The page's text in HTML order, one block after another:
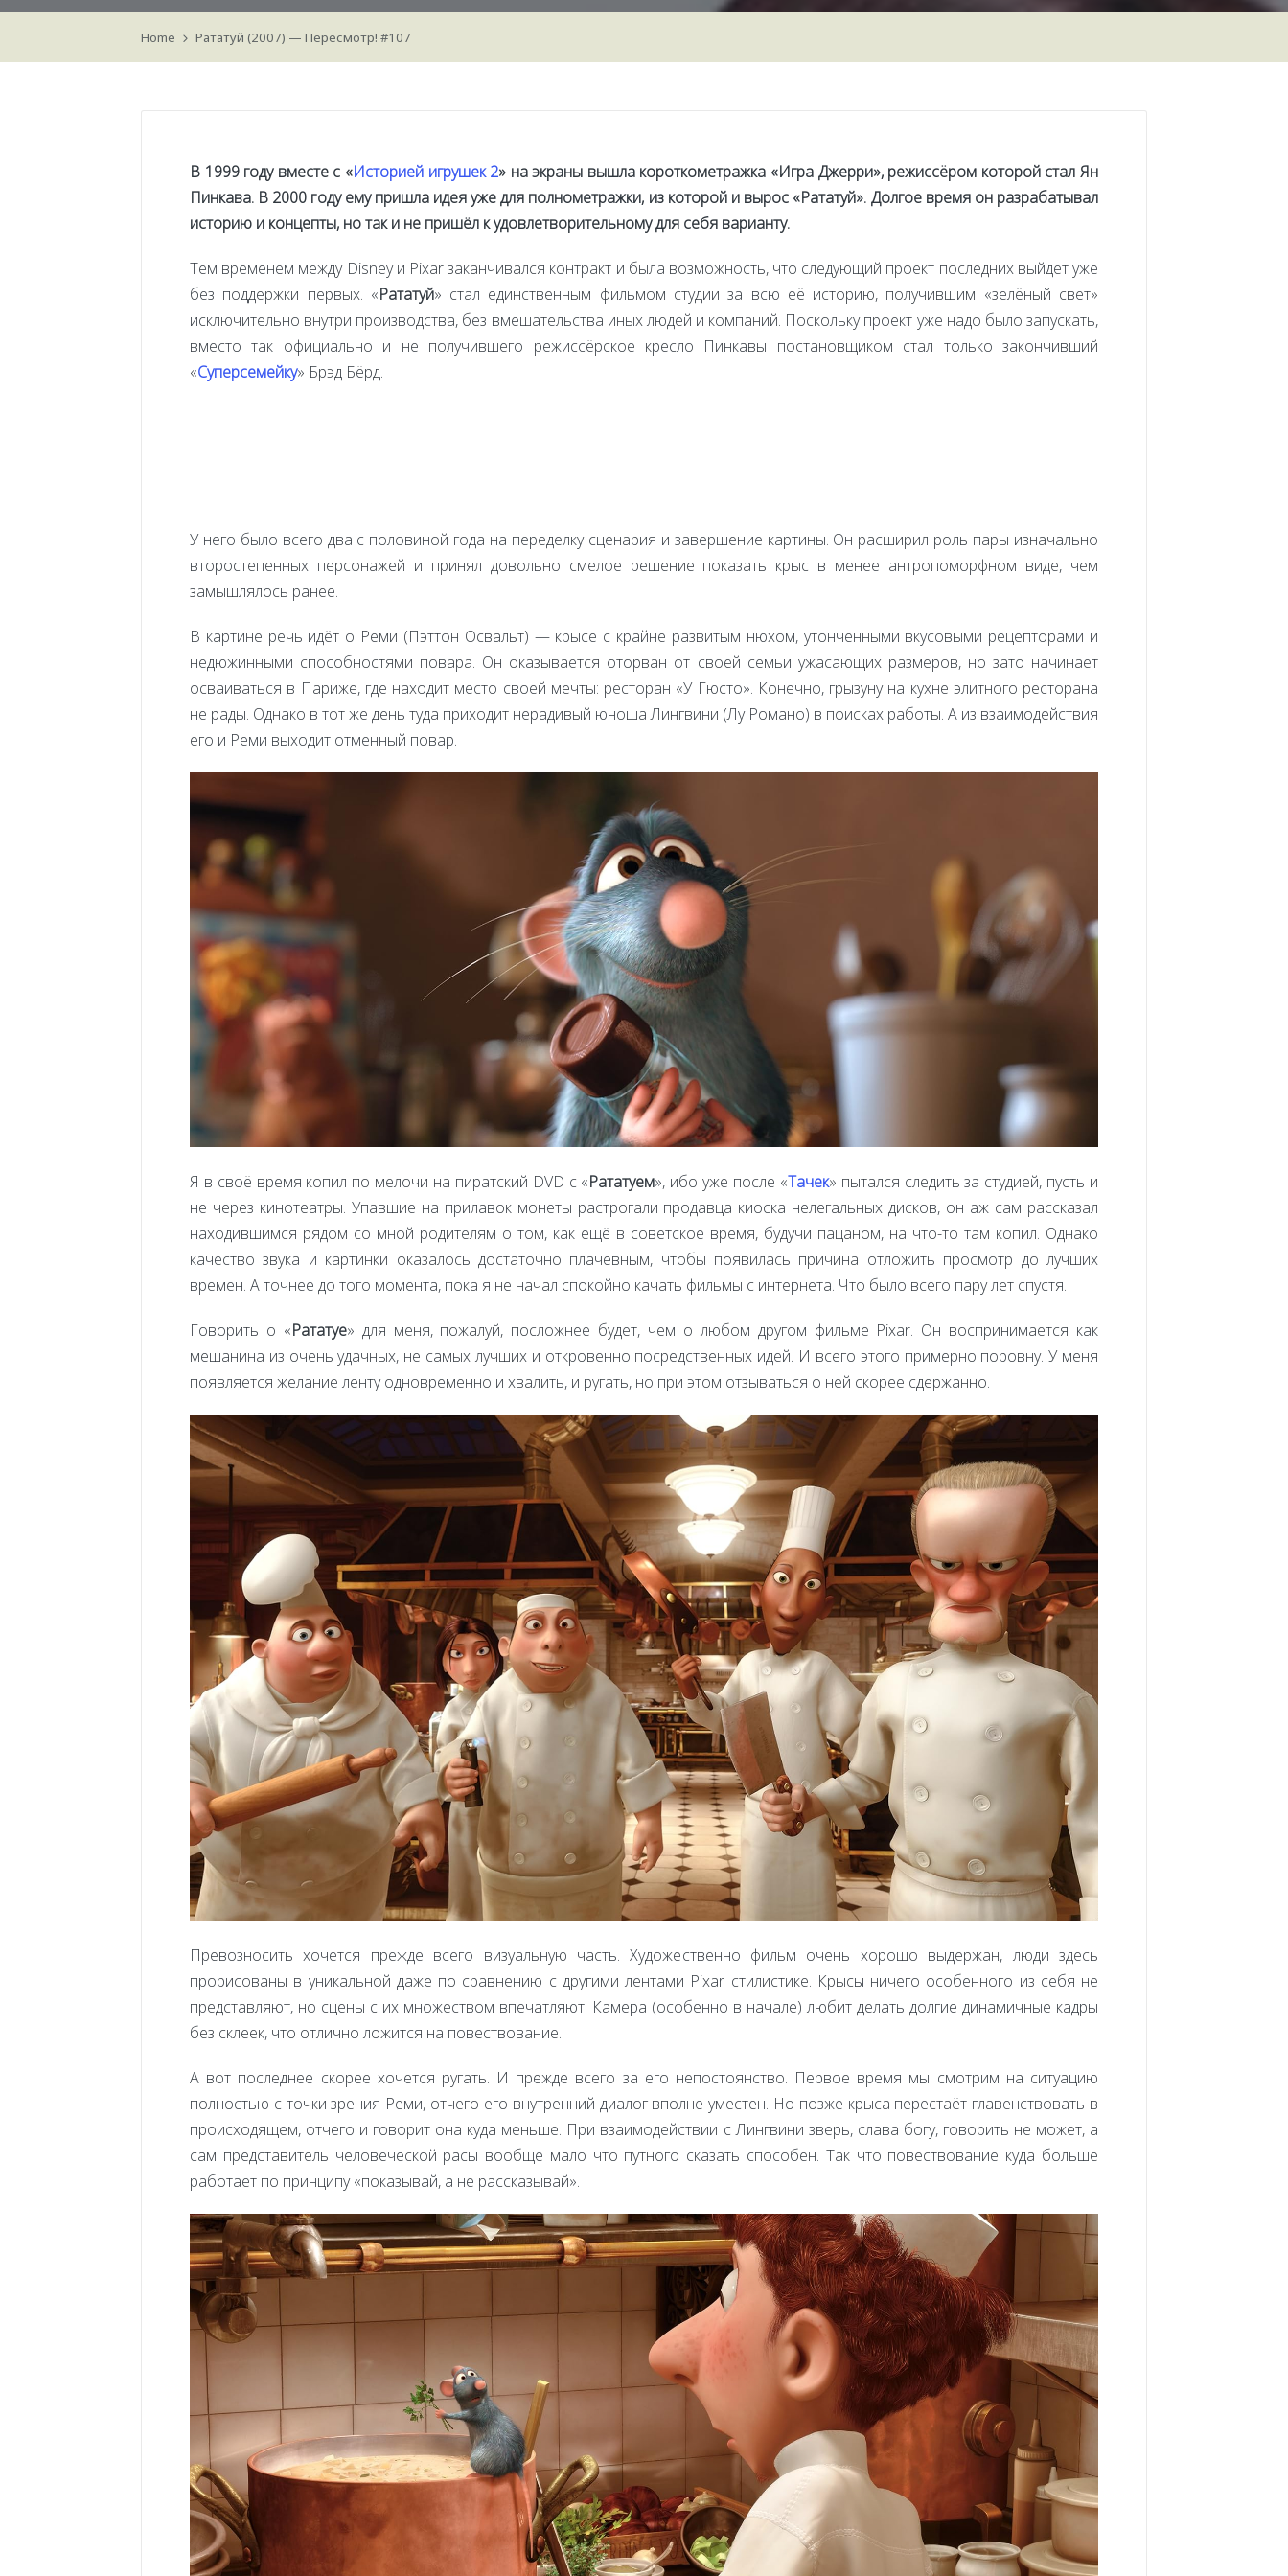
Home Рататуй (2007) — Пересмотр! #107
В 1999 году вместе с «Историей игрушек 2» на экраны вышла короткометражка «Игра Джерри», режиссёром которой стал Ян
Пинкава. В 2000 году ему пришла идея уже для полнометражки, из которой и вырос «Рататуй». Долгое время он разрабатывал
историю и концепты, но так и не пришёл к удовлетворительному для себя варианту.
Тем временем между Disney и Pixar заканчивался контракт и была возможность, что следующий проект последних выйдет уже
без поддержки первых. «Рататуй» стал единственным фильмом студии за всю её историю, получившим «зелёный свет»
исключительно внутри производства, без вмешательства иных людей и компаний. Поскольку проект уже надо было запускать,
вместо так официально и не получившего режиссёрское кресло Пинкавы постановщиком стал только закончивший
«Суперсемейку» Брэд Бёрд.
У него было всего два с половиной года на переделку сценария и завершение картины. Он расширил роль пары изначально
второстепенных персонажей и принял довольно смелое решение показать крыс в менее антропоморфном виде, чем
замышлялось ранее.
В картине речь идёт о Реми (Пэттон Освальт) — крысе с крайне развитым нюхом, утонченными вкусовыми рецепторами и
недюжинными способностями повара. Он оказывается оторван от своей семьи ужасающих размеров, но зато начинает
осваиваться в Париже, где находит место своей мечты: ресторан «У Гюсто». Конечно, грызуну на кухне элитного ресторана
не рады. Однако в тот же день туда приходит нерадивый юноша Лингвини (Лу Романо) в поисках работы. А из взаимодействия
его и Реми выходит отменный повар.
Я в своё время копил по мелочи на пиратский DVD с «Рататуем», ибо уже после «Тачек» пытался следить за студией, пусть и
не через кинотеатры. Упавшие на прилавок монеты растрогали продавца киоска нелегальных дисков, он аж сам рассказал
находившимся рядом со мной родителям о том, как ещё в советское время, будучи пацаном, на что-то там копил. Однако
качество звука и картинки оказалось достаточно плачевным, чтобы появилась причина отложить просмотр до лучших
времен. А точнее до того момента, пока я не начал спокойно качать фильмы с интернета. Что было всего пару лет спустя.
Говорить о «Рататуе» для меня, пожалуй, посложнее будет, чем о любом другом фильме Pixar. Он воспринимается как
мешанина из очень удачных, не самых лучших и откровенно посредственных идей. И всего этого примерно поровну. У меня
появляется желание ленту одновременно и хвалить, и ругать, но при этом отзываться о ней скорее сдержанно.
Превозносить хочется прежде всего визуальную часть. Художественно фильм очень хорошо выдержан, люди здесь
прорисованы в уникальной даже по сравнению с другими лентами Pixar стилистике. Крысы ничего особенного из себя не
представляют, но сцены с их множеством впечатляют. Камера (особенно в начале) любит делать долгие динамичные кадры
без склеек, что отлично ложится на повествование.
А вот последнее скорее хочется ругать. И прежде всего за его непостоянство. Первое время мы смотрим на ситуацию
полностью с точки зрения Реми, отчего его внутренний диалог вполне уместен. Но позже крыса перестаёт главенствовать в
происходящем, отчего и говорит она куда меньше. При взаимодействии с Лингвини зверь, слава богу, говорить не может, а
сам представитель человеческой расы вообще мало что путного сказать способен. Так что повествование куда больше
работает по принципу «показывай, а не рассказывай».